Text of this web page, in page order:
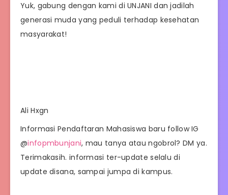
Yuk, gabung dengan kami di UNJANI dan jadilah
generasi muda yang peduli terhadap kesehatan
masyarakat!
Ali Hxgn
Informasi Pendaftaran Mahasiswa baru follow IG
@infopmbunjani, mau tanya atau ngobrol? DM ya.
Terimakasih. informasi ter-update selalu di
update disana, sampai jumpa di kampus.